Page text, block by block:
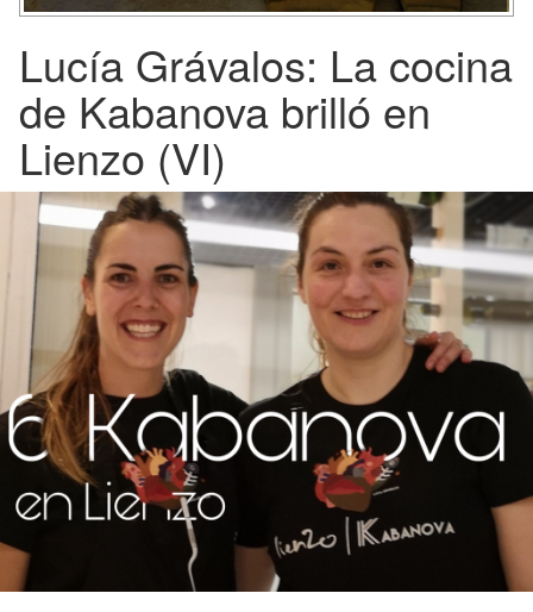
Lucía Grávalos: La cocina
de Kabanova brilló en
Lienzo (VI)